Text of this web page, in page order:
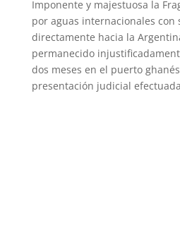
Imponente y majestuosa la
por aguas internacionales con
directamente hacia la
permanecido
dos meses en el puerto
presentación judicial